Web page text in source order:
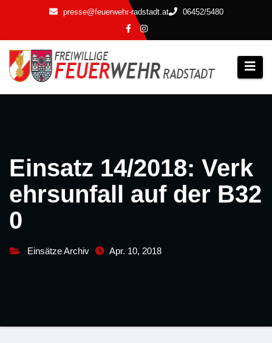
springen
presse@feuerwehr-radstadt.at 06452/5480
Einsatz 14/2018: Verk
ehrsunfall auf der B32
0
Einsätze Archiv Apr. 10, 2018